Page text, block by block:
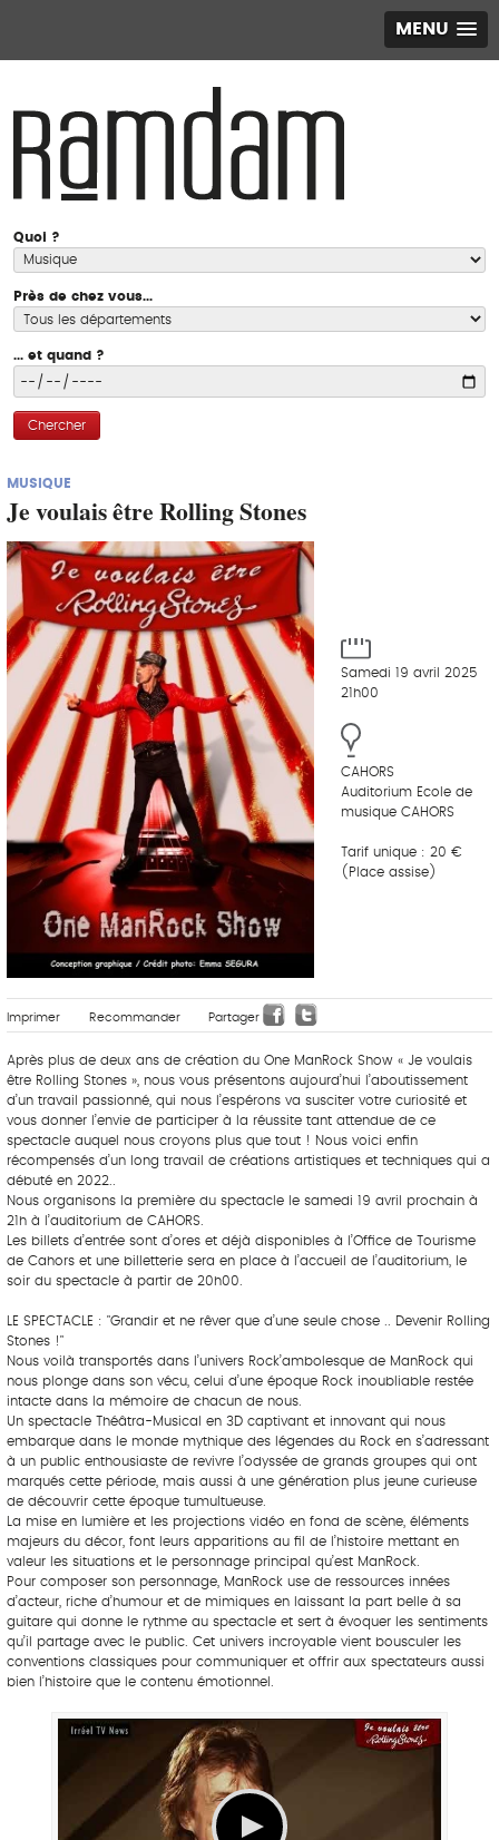
MENU
Quoi ?
Près de chez vous...
... et quand ?
Chercher
MUSIQUE
Je voulais être Rolling Stones
Samedi 19 avril 2025
21h00
CAHORS
Auditorium Ecole de
musique CAHORS
Tarif unique : 20 €
(Place assise)
Imprimer Recommander Partager
Après plus de deux ans de création du One ManRock Show « Je voulais
être Rolling Stones », nous vous présentons aujourd’hui l’aboutissement
d’un travail passionné, qui nous l’espérons va susciter votre curiosité et
vous donner l’envie de participer à la réussite tant attendue de ce
spectacle auquel nous croyons plus que tout ! Nous voici enfin
récompensés d’un long travail de créations artistiques et techniques qui a
débuté en 2022..
Nous organisons la première du spectacle le samedi 19 avril prochain à
21h à l’auditorium de CAHORS.
Les billets d’entrée sont d’ores et déjà disponibles à l’Office de Tourisme
de Cahors et une billetterie sera en place à l’accueil de l’auditorium, le
soir du spectacle à partir de 20h00.
LE SPECTACLE : "Grandir et ne rêver que d’une seule chose .. Devenir Rolling
Stones !"
Nous voilà transportés dans l’univers Rock’ambolesque de ManRock qui
nous plonge dans son vécu, celui d’une époque Rock inoubliable restée
intacte dans la mémoire de chacun de nous.
Un spectacle Théâtra-Musical en 3D captivant et innovant qui nous
embarque dans le monde mythique des légendes du Rock en s’adressant
à un public enthousiaste de revivre l’odyssée de grands groupes qui ont
marqués cette période, mais aussi à une génération plus jeune curieuse
de découvrir cette époque tumultueuse.
La mise en lumière et les projections vidéo en fond de scène, éléments
majeurs du décor, font leurs apparitions au fil de l’histoire mettant en
valeur les situations et le personnage principal qu’est ManRock.
Pour composer son personnage, ManRock use de ressources innées
d’acteur, riche d’humour et de mimiques en laissant la part belle à sa
guitare qui donne le rythme au spectacle et sert à évoquer les sentiments
qu’il partage avec le public. Cet univers incroyable vient bousculer les
conventions classiques pour communiquer et offrir aux spectateurs aussi
bien l’histoire que le contenu émotionnel.